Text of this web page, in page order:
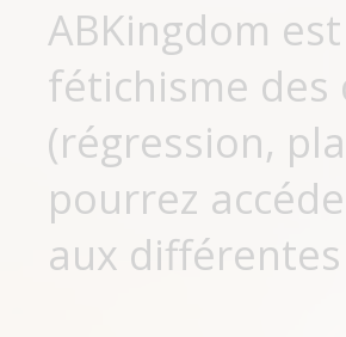
ABKingdom
fétichisme des
(régression,
pourrez
aux